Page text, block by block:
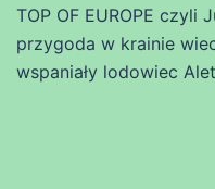
TOP OF EUROPE czyli
przygoda w krainie
wspaniały lodowiec